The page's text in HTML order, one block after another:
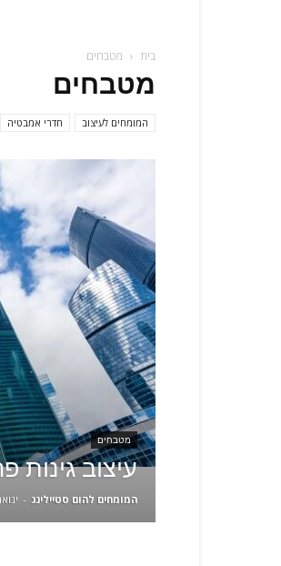
בית מטבחים
מטבחים
המומחים לעיצוב חדרי אמבטיה
מטבחים
עיצוב גינות
המומחים להום סטיילינג - ינואר 14,